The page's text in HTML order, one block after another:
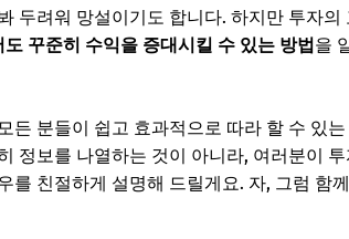
두려워 망설이기도 합니다. 하지만 투자의
꾸준히 수익을 증대시킬 수 있는 방법을
든 분들이 쉽고 효과적으로 따라 할 수 있는
정보를 나열하는 것이 아니라, 여러분이
를 친절하게 설명해 드릴게요. 자, 그럼 함